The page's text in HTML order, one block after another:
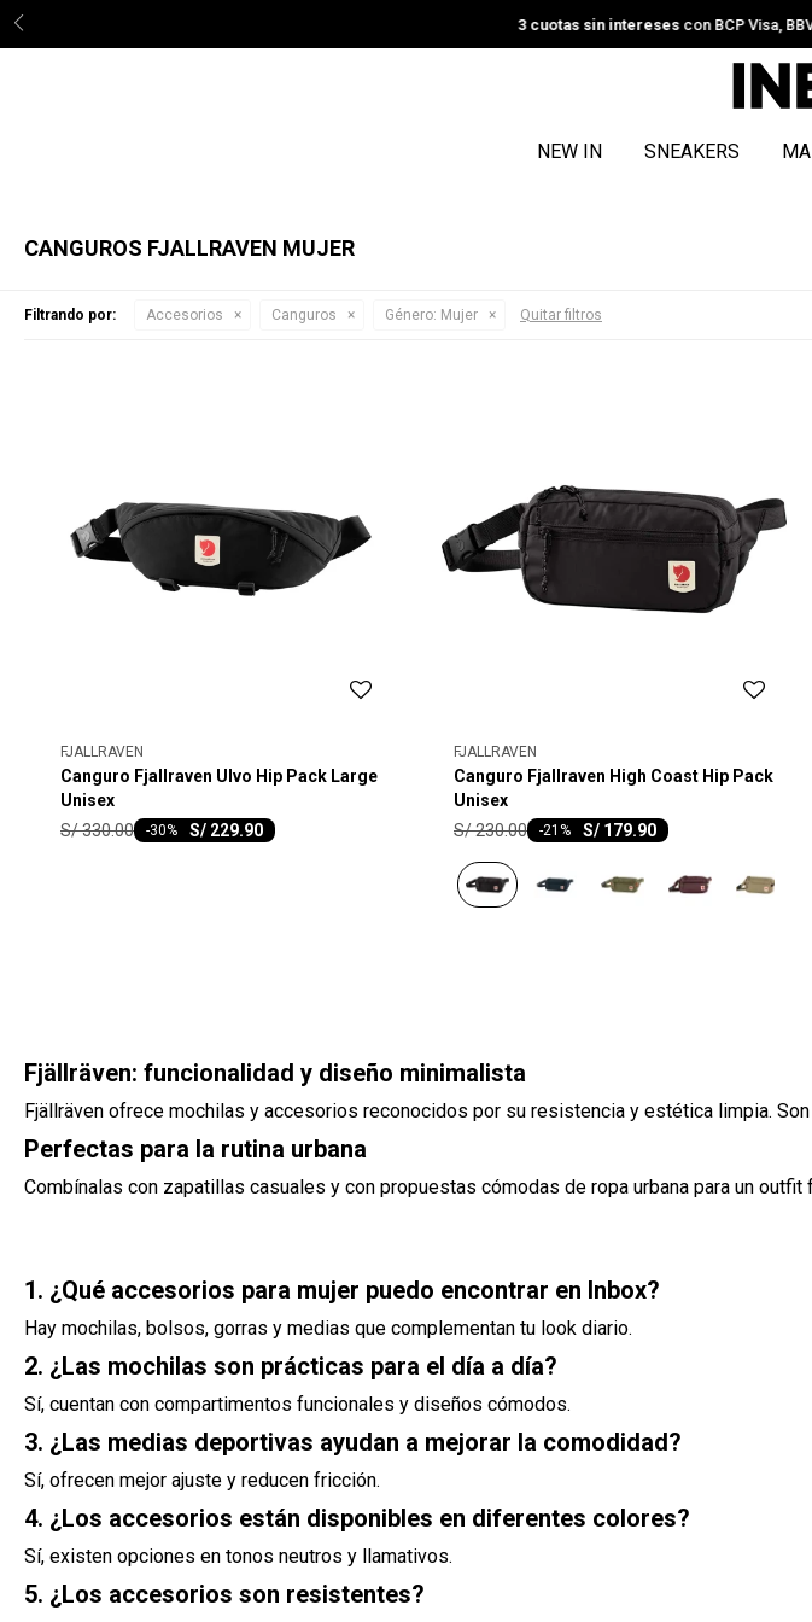
3 cuotas sin interesescon BCP Visa,
NEW IN SNEAKERS
CANGUROS FJALLRAVEN MUJER
Filtrando por: Accesorios Canguros Género: Mujer Quitar filtros
FJALLRAVEN
Canguro Fjallraven Ulvo Hip Pack Large
Unisex
S/ 229.90
-30
S/330.00
FJALLRAVEN
Canguro Fjallraven High Coast Hip Pack
Unisex
S/ 179.90
-21
S/230.00
Fjällräven: funcionalidad y diseño minimalista
Fjällräven ofrece mochilas y accesorios reconocidos por su resistencia y estética limpia.
Perfectas para la rutina urbana
Combínalas con zapatillas casuales y con propuestas cómodas de ropa urbana para un outfit
1. ¿Qué accesorios para mujer puedo encontrar en Inbox?
Hay mochilas, bolsos, gorras y medias que complementan tu look diario.
2. ¿Las mochilas son prácticas para el día a día?
Sí, cuentan con compartimentos funcionales y diseños cómodos.
3. ¿Las medias deportivas ayudan a mejorar la comodidad?
Sí, ofrecen mejor ajuste y reducen fricción.
4. ¿Los accesorios están disponibles en diferentes colores?
Sí, existen opciones en tonos neutros y llamativos.
5. ¿Los accesorios son resistentes?